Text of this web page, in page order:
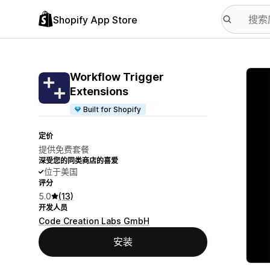
Shopify App Store
Workflow Trigger
Extensions
Built for Shopify
定价
提供免费套餐
深受您的同类商店的喜爱
位于美国
评分
5.0 (13)
开发人员
Code Creation Labs GmbH
安装
配图